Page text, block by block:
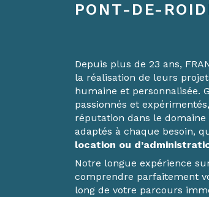
PONT-DE-
Depuis plus de 23 ans,
la réalisation de leurs
humaine et personnalisée.
passionnés et
réputation dans le
adaptés à chaque besoin,
location ou
Notre longue expérience
comprendre parfaitement
long de votre parcours